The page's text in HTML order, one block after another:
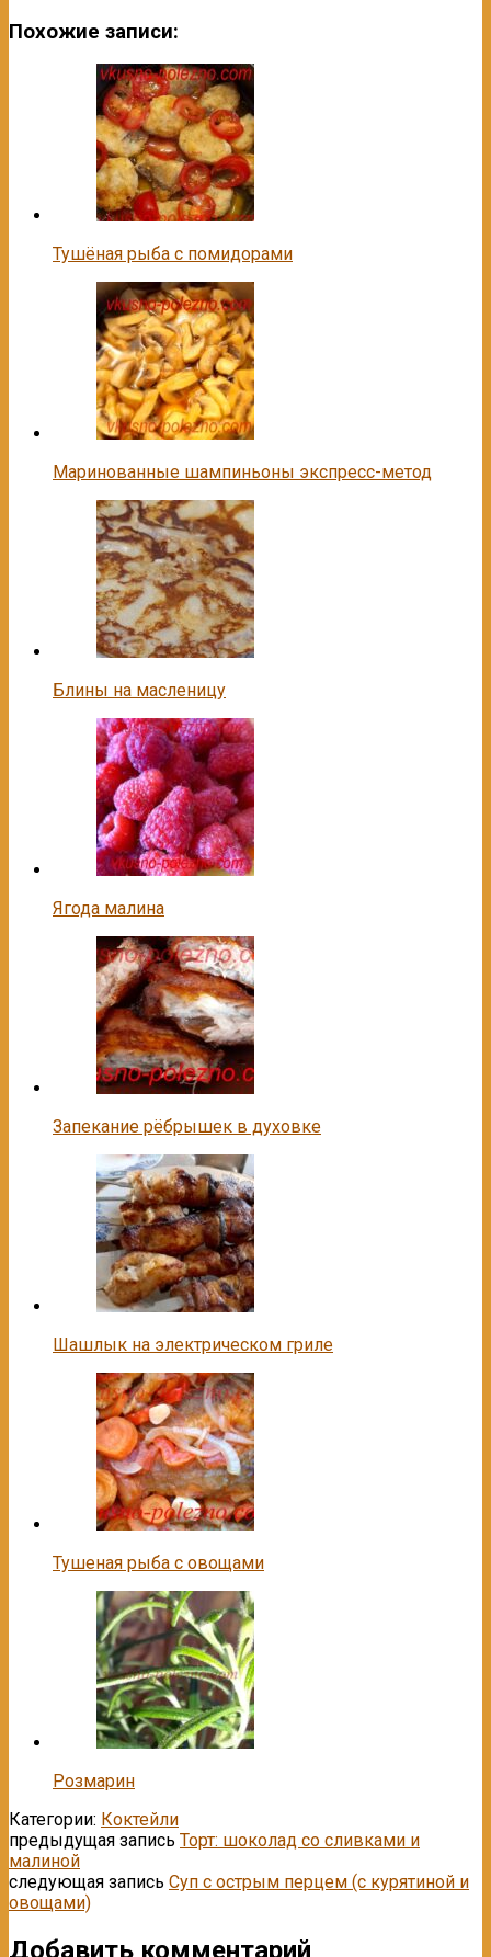
Похожие записи:
Тушёная рыба с помидорами
Маринованные шампиньоны экспресс-метод
Блины на масленицу
Ягода малина
Запекание рёбрышек в духовке
Шашлык на электрическом гриле
Тушеная рыба с овощами
Розмарин
Категории: Коктейли
предыдущая запись Торт: шоколад со сливками и
малиной
следующая запись Суп с острым перцем (с курятиной и
овощами)
Добавить комментарий